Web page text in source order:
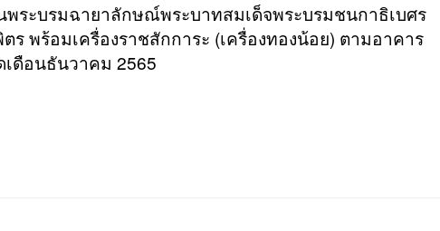
ระบรมฉายาลักษณ์พระบาทสมเด็จพระบรมชนกาธิเบศร
พร้อมเครื่องราชสักการะ (เครื่องทองน้อย) ตามอาคาร
ดือนธันวาคม 2565